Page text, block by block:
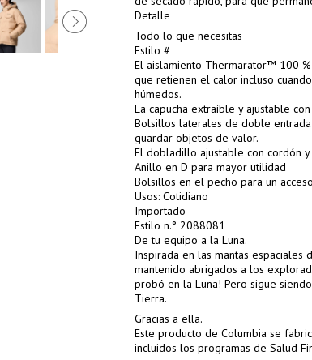
Detalle
Todo lo que necesitas
Estilo #
El aislamiento Thermarator™ 100
que retienen el calor incluso
húmedos.
La capucha extraíble y ajustable
Bolsillos laterales de doble
guardar objetos de valor.
El dobladillo ajustable con cordón
Anillo en D para mayor utilidad
Bolsillos en el pecho para un
Usos: Cotidiano
Importado
Estilo n.° 2088081
De tu equipo a la Luna.
Inspirada en las mantas
mantenido abrigados a los
probó en la Luna! Pero sigue
Tierra.
Gracias a ella.
Este producto de Columbia se
incluidos los programas de Salud